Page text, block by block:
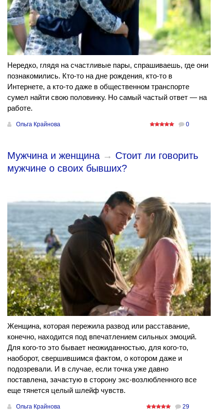
Нередко, глядя на счастливые пары, спрашиваешь, где они
познакомились. Кто-то на дне рождения, кто-то в
Интернете, а кто-то даже в общественном транспорте
сумел найти свою половинку. Но самый частый ответ — на
работе.
Ольга Крайнова 0
Мужчина и женщина → Стоит ли говорить
мужчине о своих бывших?
Женщина, которая пережила развод или расставание,
конечно, находится под впечатлением сильных эмоций.
Для кого-то это бывает неожиданностью, для кого-то,
наоборот, свершившимся фактом, о котором даже и
подозревали. И в случае, если точка уже давно
поставлена, зачастую в сторону экс-возлюбленного все
еще тянется целый шлейф чувств.
Ольга Крайнова 29